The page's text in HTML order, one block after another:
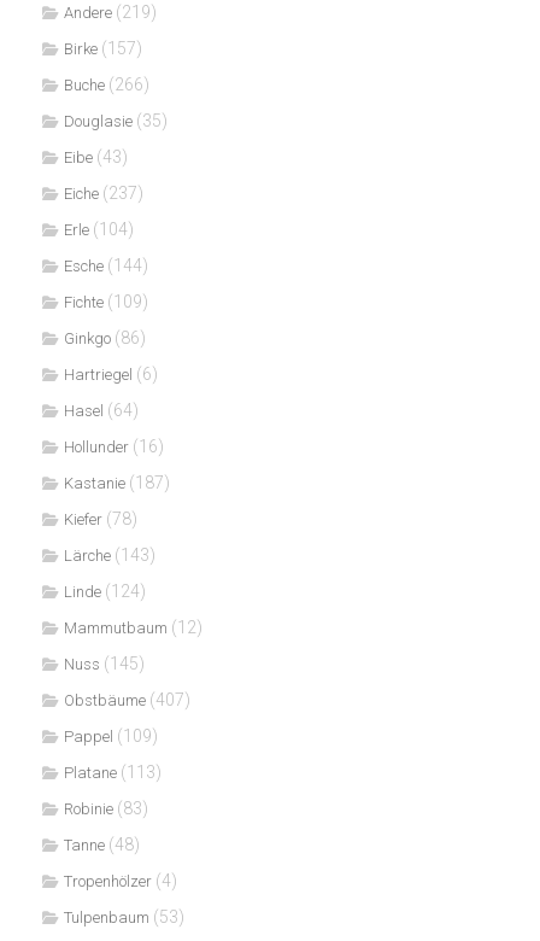
Andere (219)
Birke (157)
Buche (266)
Douglasie (35)
Eibe (43)
Eiche (237)
Erle (104)
Esche (144)
Fichte (109)
Ginkgo (86)
Hartriegel (6)
Hasel (64)
Hollunder (16)
Kastanie (187)
Kiefer (78)
Lärche (143)
Linde (124)
Mammutbaum (12)
Nuss (145)
Obstbäume (407)
Pappel (109)
Platane (113)
Robinie (83)
Tanne (48)
Tropenhölzer (4)
Tulpenbaum (53)